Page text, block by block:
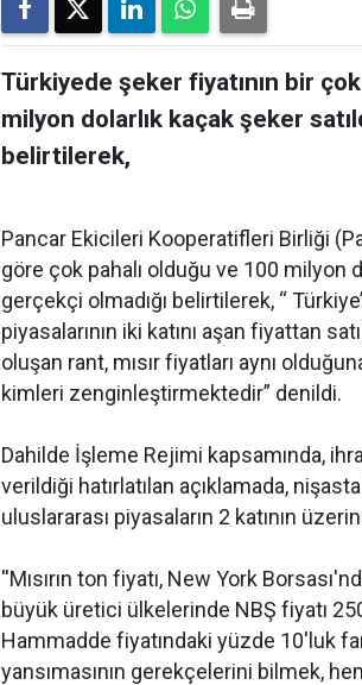
Türkiyede şeker fiyatının bir
milyon dolarlık kaçak şeker
belirtilerek,
Pancar Ekicileri Kooperatifleri Birliği
göre çok pahalı olduğu ve 100 milyon
gerçekçi olmadığı belirtilerek, “
piyasalarının iki katını aşan fiyattan
oluşan rant, mısır fiyatları aynı
kimleri zenginleştirmektedir” denildi.
Dahilde İşleme Rejimi kapsamında,
verildiği hatırlatılan açıklamada,
uluslararası piyasaların 2 katının
''Mısırın ton fiyatı, New York
büyük üretici ülkelerinde NBŞ fiyatı
Hammadde fiyatındaki yüzde 10'luk
yansımasının gerekçelerini bilmek,